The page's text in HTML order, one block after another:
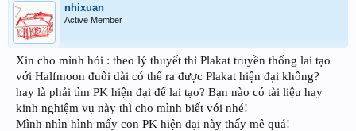
nhixuan
Active Member
Xin cho mình hỏi : theo lý thuyết thì Plakat truyền thống lai tạo
với Halfmoon đuôi dài có thể ra được Plakat hiện đại không?
hay là phải tìm PK hiện đại để lai tạo? Bạn nào có tài liệu hay
kinh nghiệm vụ này thì cho mình biết với nhé!
Mình nhìn hình mấy con PK hiện đại này thấy mê quá!